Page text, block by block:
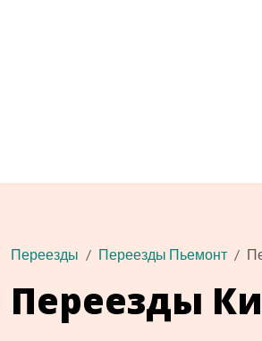
Переезды Переезды Пьемонт
Переезды